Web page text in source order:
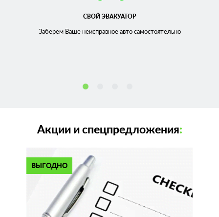
СВОЙ ЭВАКУАТОР
Заберем Ваше неисправноеавто самостоятельно
Акции и спецпредложения:
ВЫГОДНО